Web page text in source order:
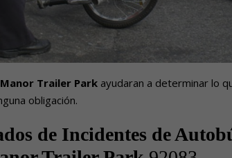
Trailer Park ayudaran a determinar lo
obligación.
de Incidentes de Autob